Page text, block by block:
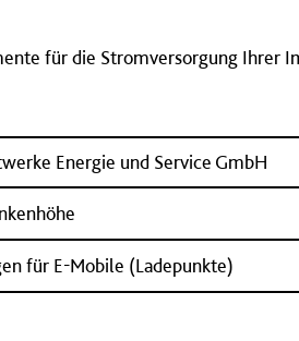
für die Stromversorgung Ihrer
Energie und Service GmbH
für E-Mobile (Ladepunkte)